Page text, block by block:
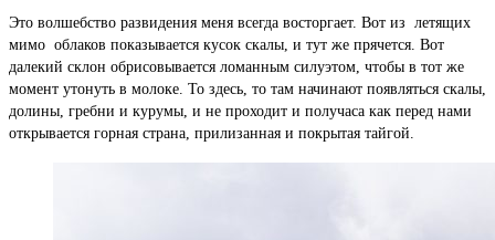
Это волшебство развидения меня всегда восторгает. Вот из летящих
мимо облаков показывается кусок скалы, и тут же прячется. Вот
далекий склон обрисовывается ломанным силуэтом, чтобы в тот же
момент утонуть в молоке. То здесь, то там начинают появляться скалы,
долины, гребни и курумы, и не проходит и получаса как перед нами
открывается горная страна, прилизанная и покрытая тайгой.